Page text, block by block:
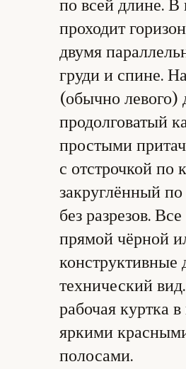
проходит
двумя
груди и спине.
(обычно левого)
продолговатый
простыми
с отстрочкой по
закруглённый
без разрезов.
прямой чёрной
конструктивные
технический
рабочая куртка
яркими
полосами.